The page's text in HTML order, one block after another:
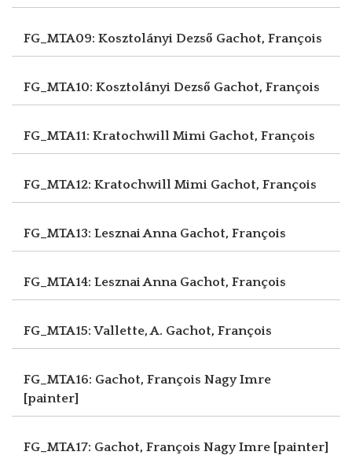
FG_MTA09: Kosztolányi Dezső Gachot, François
FG_MTA10: Kosztolányi Dezső Gachot, François
FG_MTA11: Kratochwill Mimi Gachot, François
FG_MTA12: Kratochwill Mimi Gachot, François
FG_MTA13: Lesznai Anna Gachot, François
FG_MTA14: Lesznai Anna Gachot, François
FG_MTA15: Vallette, A. Gachot, François
FG_MTA16: Gachot, François Nagy Imre
[painter]
FG_MTA17: Gachot, François Nagy Imre [painter]